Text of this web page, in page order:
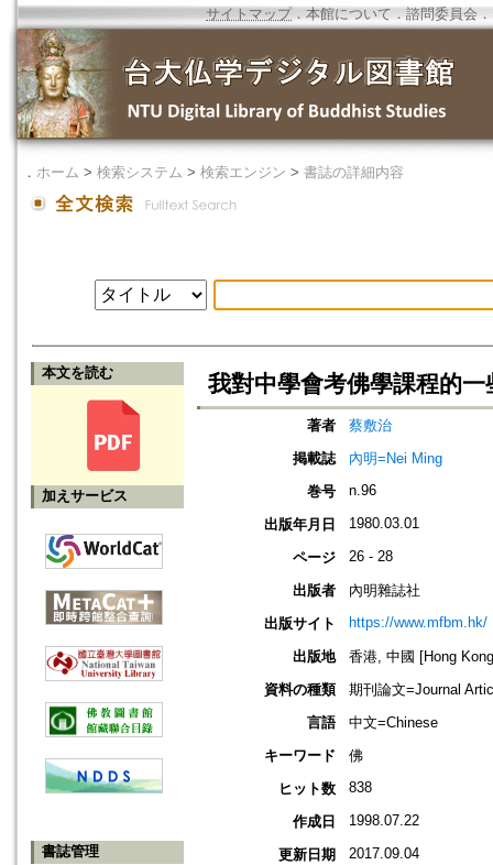
サイトマップ．本館について ． 諮問委員会 ．
． ホーム > 検索システム > 検索エンジン > 書誌の詳細内容
本文を読む
加えサービス
書誌管理
我對中學會考佛學課程的一
著者
蔡敷治
掲載誌
內明=Nei Ming
巻号
n.96
出版年月日 1980.03.01
ページ 26 - 28
出版者
內明雜誌社
出版サイト
https://www.mfbm.hk/
出版地
香港, 中國 [Hong
資料の種類
期刊論文=Journal
言語
中文=Chinese
キーワード
佛
ヒット数
838
作成日 1998.07.22
更新日期 2017.09.04